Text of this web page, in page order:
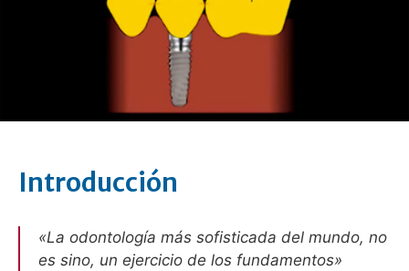
Introducción
«La odontología más sofisticada del mundo, no
es sino, un ejercicio de los fundamentos»